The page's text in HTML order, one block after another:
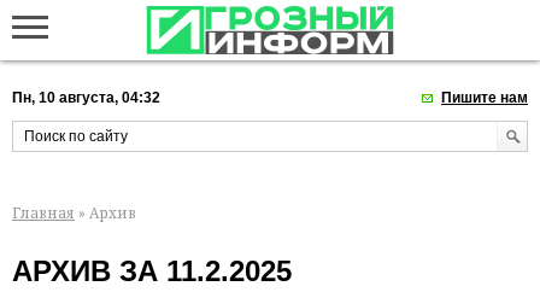
Пн, 10 августа, 04:32 Пишите нам
Главная » Архив
АРХИВ ЗА 11.2.2025